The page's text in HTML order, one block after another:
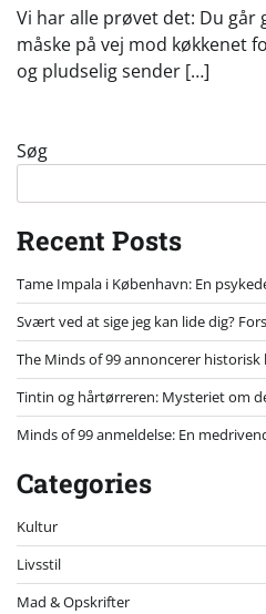
Vi har alle prøvet det: Du går
måske på vej mod køkkenet
og pludselig sender […]
Søg
Recent Posts
Tame Impala i København: En
Svært ved at sige jeg kan lide dig?
The Minds of 99 annoncerer historisk
Tintin og hårtørreren: Mysteriet om
Minds of 99 anmeldelse: En
Categories
Kultur
Livsstil
Mad & Opskrifter